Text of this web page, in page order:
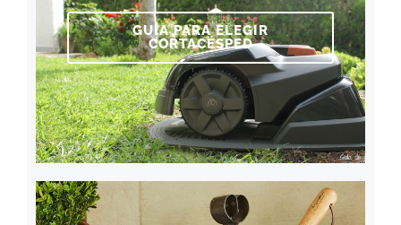
GUÍA PARA ELEGIR
CORTACÉSPED